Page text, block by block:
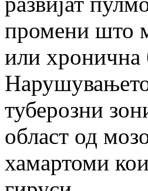
промени што
или хронична
туберозни
област од
хамартоми